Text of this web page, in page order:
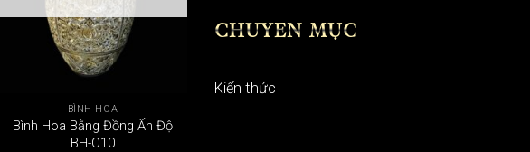
BÌNH HOA
Bình Hoa Bằng Đồng Ấn Độ
BH-C10
CHUYÊN MỤC
Kiến thức